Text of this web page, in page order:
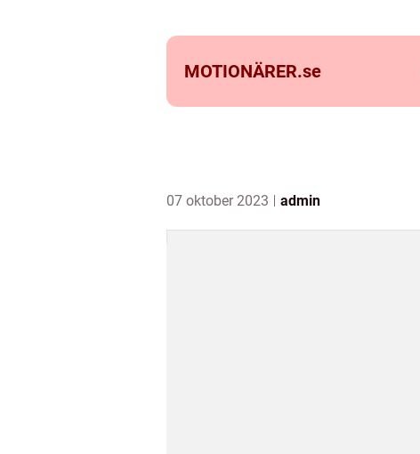
MOTIONÄRER.se
07 oktober 2023 admin